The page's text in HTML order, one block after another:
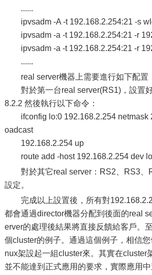
......
ipvsadm -A -t 192.168.2.254:21 -s
ipvsadm -a -t 192.168.2.254:21 -r
ipvsadm -a -t 192.168.2.254:21 -r
......
real server機器上需要進行如下配置
對於第一台real server(RS1)，設置
8.2.2 然後執行以下命令：
ifconfig lo:0 192.168.2.254 netmask
oadcast
192.168.2.254 up
route add -host 192.168.2.254 dev
對於其它real server：RS2、RS3、
設定。
完成以上設置後，所有對
都會通過director機器分配到後面的real
erver的處理後結果將直接反饋給客戶。
個cluster的例子。通過這個例子，相信
nux架設起一組cluster來。其實在cluster
並不能達到正式應用的要求，實際應用